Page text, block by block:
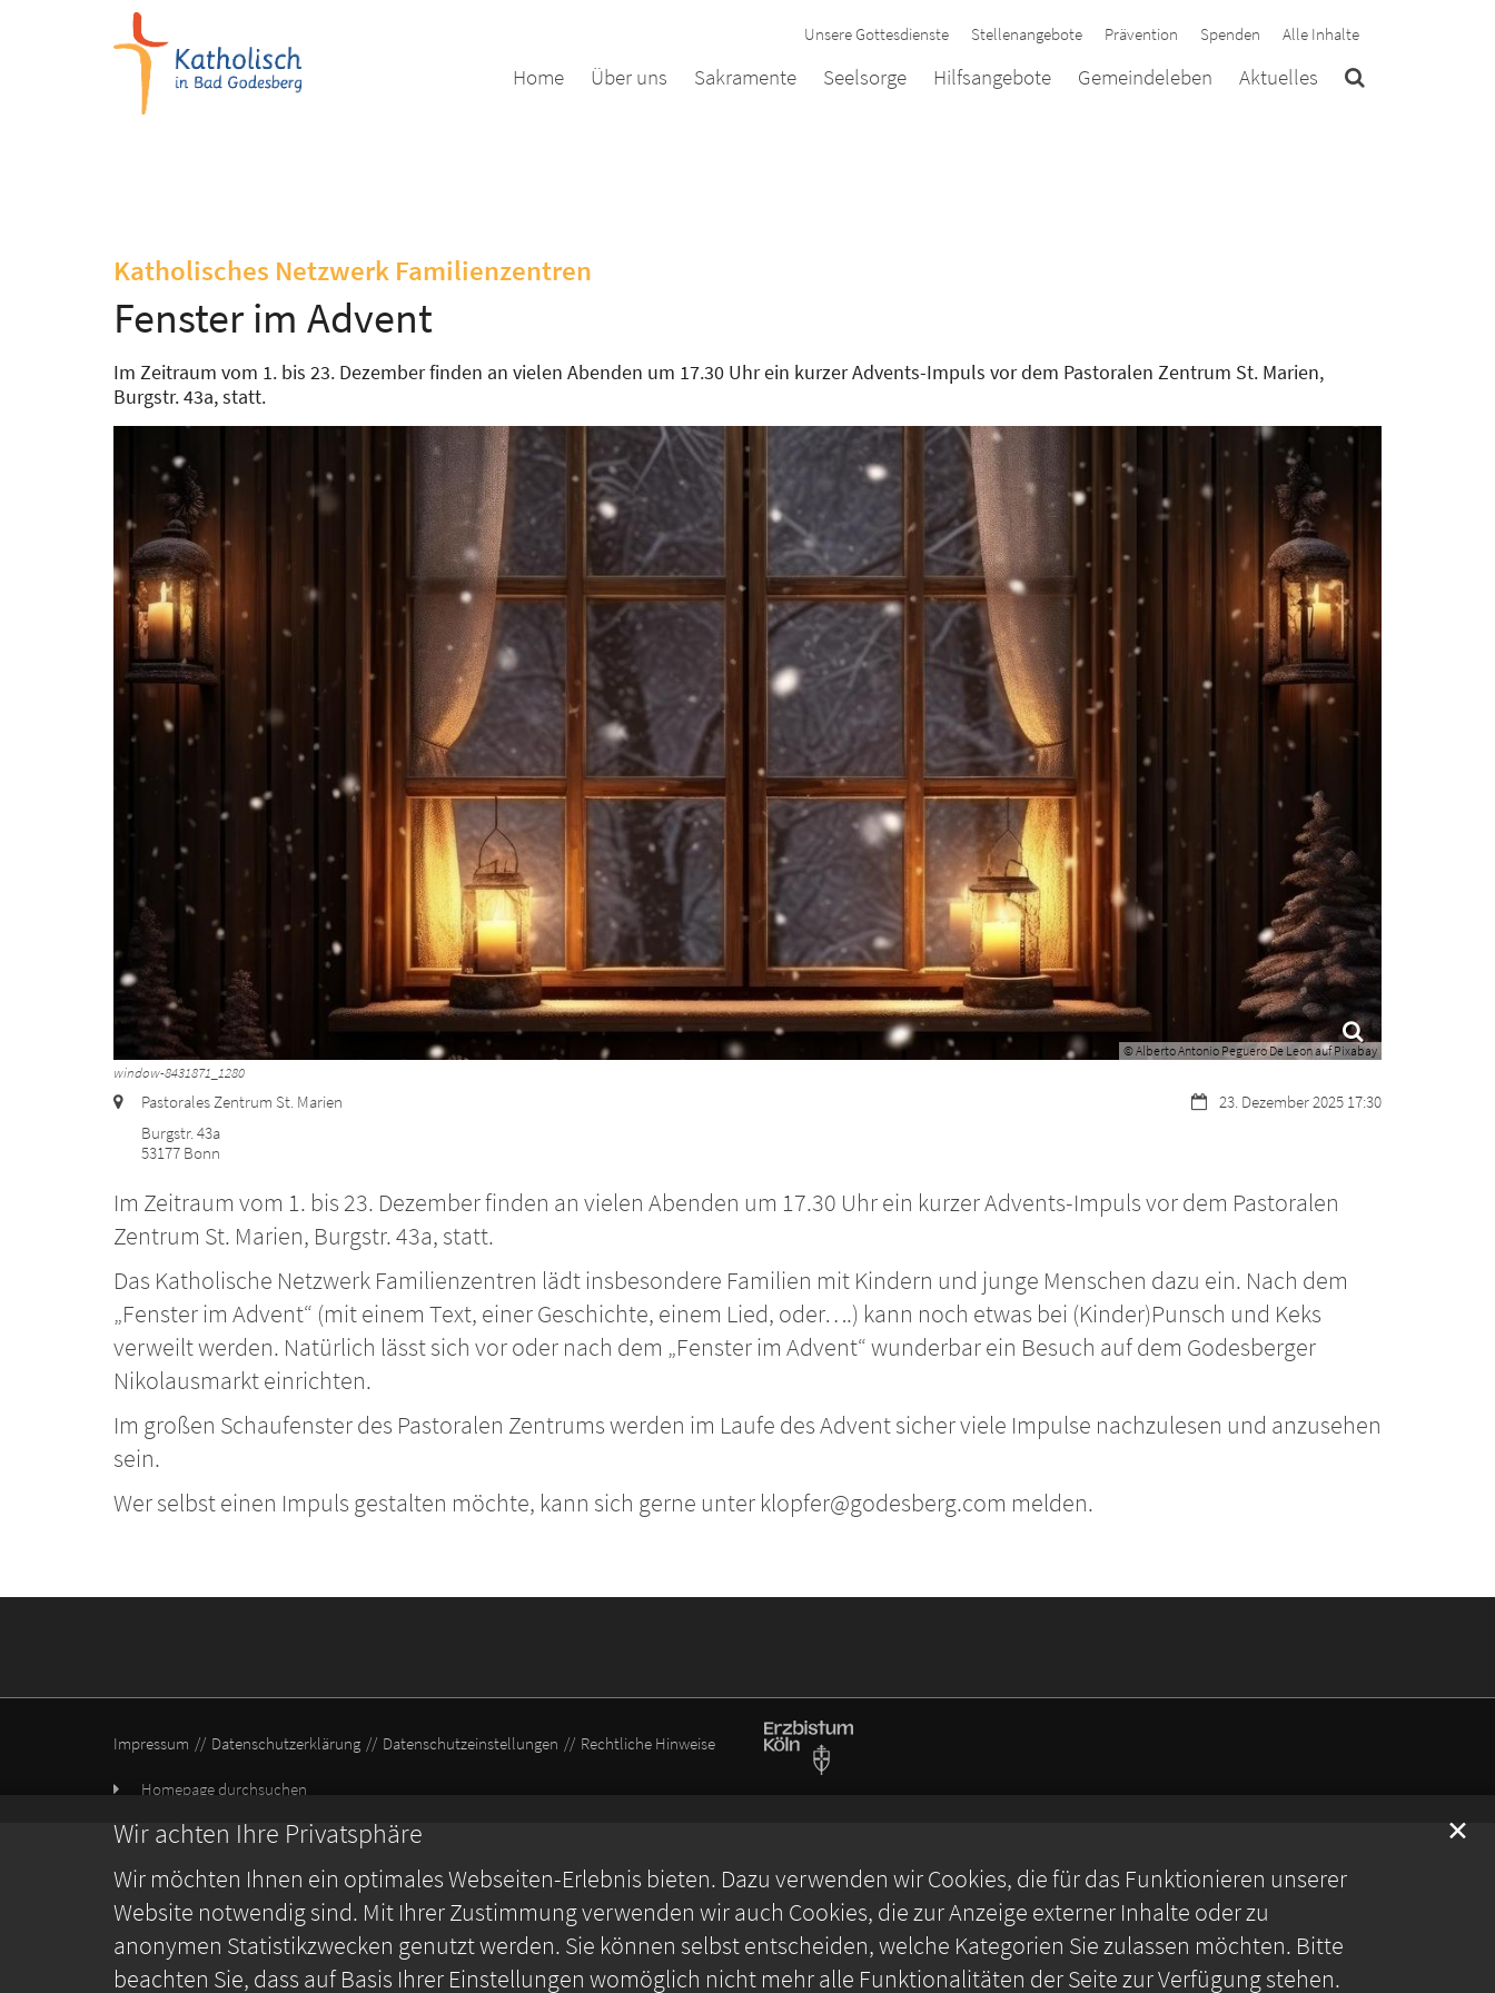
Wir achten Ihre Privatsphäre
Wir möchten Ihnen ein optimales Webseiten-Erlebnis bieten. Dazu verwenden wir Cookies, die für das Funktionieren unserer
Website notwendig sind. Mit Ihrer Zustimmung verwenden wir auch Cookies, die zur Anzeige externer Inhalte oder zu
anonymen Statistikzwecken genutzt werden. Sie können selbst entscheiden, welche Kategorien Sie zulassen möchten. Bitte
beachten Sie, dass auf Basis Ihrer Einstellungen womöglich nicht mehr alle Funktionalitäten der Seite zur Verfügung stehen.
✕
Zum Inhalt springen
Unsere Gottesdienste Stellenangebote Prävention Spenden Alle Inhalte
Home Über uns Sakramente Seelsorge Hilfsangebote Gemeindeleben Aktuelles
Katholisches Netzwerk Familienzentren
Fenster im Advent
Im Zeitraum vom 1. bis 23. Dezember finden an vielen Abenden um 17.30 Uhr ein kurzer Advents-Impuls vor dem Pastoralen Zentrum St. Marien,
Burgstr. 43a, statt.
© Alberto Antonio Peguero De Leon auf Pixabay
window-8431871_1280
Datum:23. Dezember 2025 17:30
Ort:
Pastorales Zentrum St. Marien
Burgstr. 43a
53177 Bonn
Im Zeitraum vom 1. bis 23. Dezember finden an vielen Abenden um 17.30 Uhr ein kurzer Advents-Impuls vor dem Pastoralen
Zentrum St. Marien, Burgstr. 43a, statt.
Das Katholische Netzwerk Familienzentren lädt insbesondere Familien mit Kindern und junge Menschen dazu ein. Nach dem
„Fenster im Advent“ (mit einem Text, einer Geschichte, einem Lied, oder….) kann noch etwas bei (Kinder)Punsch und Keks
verweilt werden. Natürlich lässt sich vor oder nach dem „Fenster im Advent“ wunderbar ein Besuch auf dem Godesberger
Nikolausmarkt einrichten.
Im großen Schaufenster des Pastoralen Zentrums werden im Laufe des Advent sicher viele Impulse nachzulesen und anzusehen
sein.
Wer selbst einen Impuls gestalten möchte, kann sich gerne unter klopfer@godesberg.com melden.
Impressum Datenschutzerklärung Datenschutzeinstellungen Rechtliche Hinweise
Homepage durchsuchen